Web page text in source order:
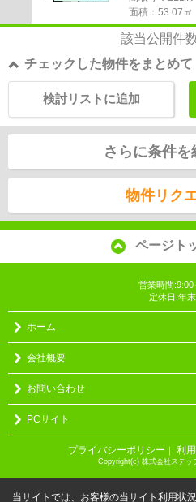
面積：53.07㎡
該当公開件
チェックした物件をまとめて
検討リストに追加
さらに条件を
物件リク
ページト
営業時間:9:00
定休日:年
ホーム
会社概要
お問い合わせ
PCサイト
プライバシーポリシー ｜ 利
Copyright(c) 株式会社ステッ
当サイトでは、お客様の当サイト利用状